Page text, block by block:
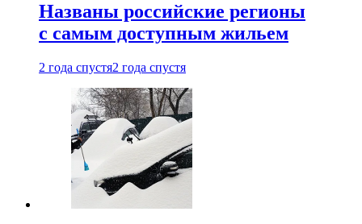
Названы российские регионы
с самым доступным жильем
2 года спустя2 года спустя